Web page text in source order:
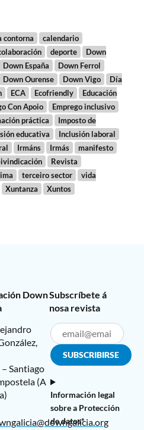
contorna
calendario
deporte
Down
Down España
Down Ferrol
Down Ourense Down Vigo
Día
ECA Ecofriendly
Educación
Con Apoio
Emprego inclusivo
práctica
Imposto de
educativa
Inclusión laboral
Irmáns Irmás
manifesto
Revista
terceiro sector
vida
Xuntanza Xuntos
Down
Santiago
(A
Subscríbete á
nosa revista
Información legal
sobre a Protección
de datos*